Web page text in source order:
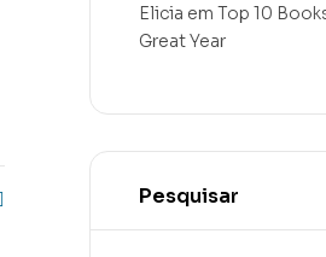
Elicia em Top 10
Great Year
Pesquisar